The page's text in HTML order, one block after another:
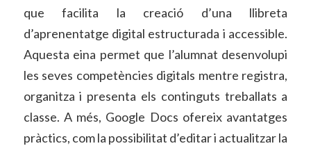
que facilita la creació d’una llibreta
d’aprenentatge digital estructurada i accessible.
Aquesta eina permet que l’alumnat desenvolupi
les seves competències digitals mentre registra,
organitza i presenta els continguts treballats a
classe. A més, Google Docs ofereix avantatges
pràctics, com la possibilitat d’editar i actualitzar la